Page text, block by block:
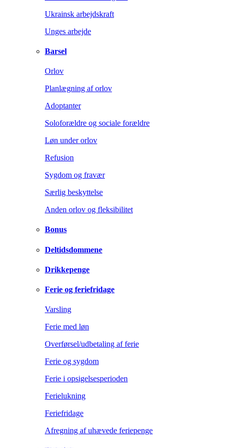
Ukrainsk arbejdskraft
Unges arbejde
Barsel
Orlov
Planlægning af orlov
Adoptanter
Soloforældre og sociale forældre
Løn under orlov
Refusion
Sygdom og fravær
Særlig beskyttelse
Anden orlov og fleksibilitet
Bonus
Deltidsdommene
Drikkepenge
Ferie og feriefridage
Varsling
Ferie med løn
Overførsel/udbetaling af ferie
Ferie og sygdom
Ferie i opsigelsesperioden
Ferielukning
Feriefridage
Afregning af uhævede feriepenge